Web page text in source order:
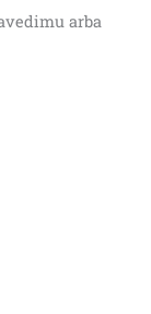
arba